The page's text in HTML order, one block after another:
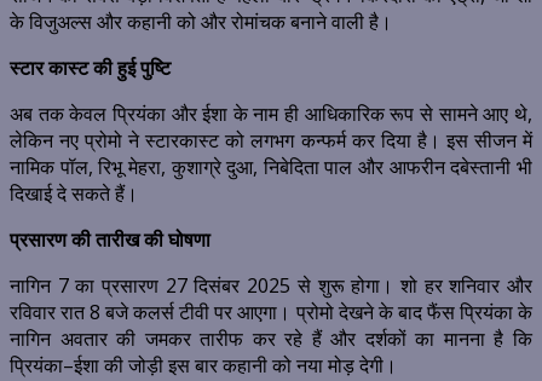
के विजुअल्स और कहानी को और रोमांचक बनाने वाली है।
स्टार कास्ट की हुई पुष्टि
अब तक केवल प्रियंका और ईशा के नाम ही आधिकारिक रूप से सामने आए थे,
लेकिन नए प्रोमो ने स्टारकास्ट को लगभग कन्फर्म कर दिया है। इस सीजन में
नामिक पॉल, रिभू मेहरा, कुशाग्रे दुआ, निबेदिता पाल और आफरीन दबेस्तानी भी
दिखाई दे सकते हैं।
प्रसारण की तारीख की घोषणा
नागिन 7 का प्रसारण 27 दिसंबर 2025 से शुरू होगा। शो हर शनिवार और
रविवार रात 8 बजे कलर्स टीवी पर आएगा। प्रोमो देखने के बाद फैंस प्रियंका के
नागिन अवतार की जमकर तारीफ कर रहे हैं और दर्शकों का मानना है कि
प्रियंका–ईशा की जोड़ी इस बार कहानी को नया मोड़ देगी।